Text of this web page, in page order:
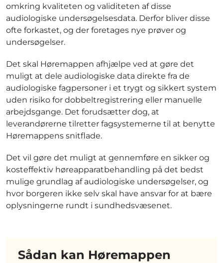
omkring kvaliteten og validiteten af disse
audiologiske undersøgelsesdata. Derfor bliver disse
ofte forkastet, og der foretages nye prøver og
undersøgelser.
Det skal Høremappen afhjælpe ved at gøre det
muligt at dele audiologiske data direkte fra de
audiologiske fagpersoner i et trygt og sikkert system
uden risiko for dobbeltregistrering eller manuelle
arbejdsgange. Det forudsætter dog, at
leverandørerne tilretter fagsystemerne til at benytte
Høremappens snitflade.
Det vil gøre det muligt at gennemføre en sikker og
kosteffektiv høreapparatbehandling på det bedst
mulige grundlag af audiologiske undersøgelser, og
hvor borgeren ikke selv skal have ansvar for at bære
oplysningerne rundt i sundhedsvæsenet.
Sådan kan Høremappen